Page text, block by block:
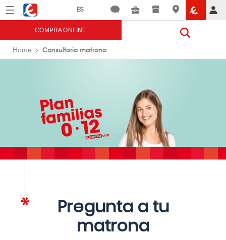
Menú Eroski
COMPRA ONLINE
Home Consultorio matrona
Pregunta a tu
matrona